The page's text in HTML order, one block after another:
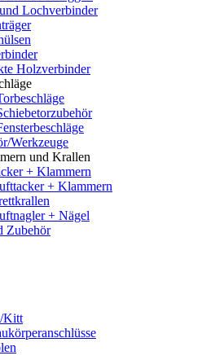
Lochverbinder
Holzverbinder
Werkzeuge
und Krallen
+ Klammern
+ Klammern
+ Nägel
Zubehör
Kitt